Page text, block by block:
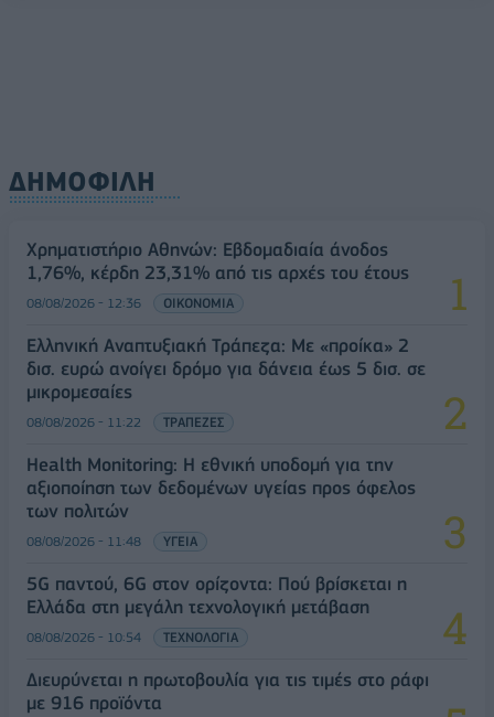
ΔΗΜΟΦΙΛΗ
Χρηματιστήριο Αθηνών: Εβδομαδιαία άνοδος
1,76%, κέρδη 23,31% από τις αρχές του έτους
08/08/2026 - 12:36 ΟΙΚΟΝΟΜΙΑ
Ελληνική Αναπτυξιακή Τράπεζα: Με «προίκα» 2
δισ. ευρώ ανοίγει δρόμο για δάνεια έως 5 δισ. σε
μικρομεσαίες
08/08/2026 - 11:22 ΤΡΑΠΕΖΕΣ
Health Monitoring: Η εθνική υποδομή για την
αξιοποίηση των δεδομένων υγείας προς όφελος
των πολιτών
08/08/2026 - 11:48 ΥΓΕΙΑ
5G παντού, 6G στον ορίζοντα: Πού βρίσκεται η
Ελλάδα στη μεγάλη τεχνολογική μετάβαση
08/08/2026 - 10:54 ΤΕΧΝΟΛΟΓΙΑ
Διευρύνεται η πρωτοβουλία για τις τιμές στο ράφι
με 916 προϊόντα